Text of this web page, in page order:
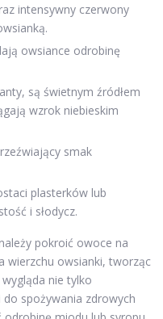
intensywny czerwony
owsiance odrobinę
są świetnym źródłem
wzrok niebieskim
smak
plasterków lub
i słodycz.
pokroić owoce na
wierzchu owsianki, tworząc
nie tylko
do spożywania zdrowych